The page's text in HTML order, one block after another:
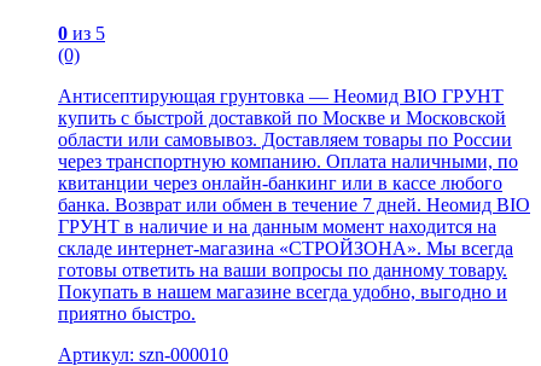
0 из 5
(0)
Антисептирующая грунтовка — Неомид BIO ГРУНТ
купить с быстрой доставкой по Москве и Московской
области или самовывоз. Доставляем товары по России
через транспортную компанию. Оплата наличными, по
квитанции через онлайн-банкинг или в кассе любого
банка. Возврат или обмен в течение 7 дней. Неомид BIO
ГРУНТ в наличие и на данным момент находится на
складе интернет-магазина «СТРОЙЗОНА». Мы всегда
готовы ответить на ваши вопросы по данному товару.
Покупать в нашем магазине всегда удобно, выгодно и
приятно быстро.
Артикул: szn-000010